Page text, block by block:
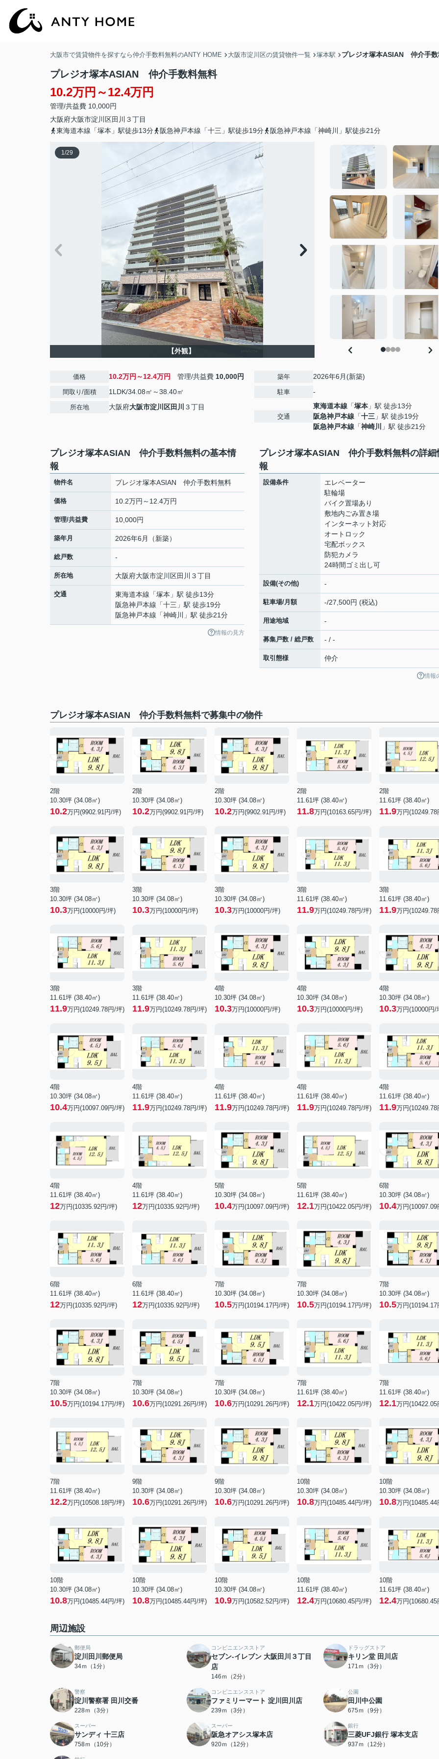
大阪市で賃貸物件を探すなら仲介手数料無料のANTY HOME 大阪市淀川区の賃貸物件一覧 塚本駅 プレジオ塚本ASIAN 仲介手数
プレジオ塚本ASIAN 仲介手数料無料
10.2万円～12.4万円
管理/共益費 10,000円
大阪府大阪市淀川区田川 ３丁目
東海道本線「塚本」駅徒歩13分
阪急神戸本線「十三」駅徒歩19分 阪急神戸本線「神崎川」駅徒歩21分
1/29
【外観】
価格 10.2万円～12.4万円 管理/共益費 10,000円
間取り/面積 1LDK/34.08㎡～38.40㎡
所在地 大阪府大阪市淀川区田川 ３丁目
築年 2026年6月(新築)
駐車 -
交通
東海道本線 「塚本 」駅 徒歩13分
阪急神戸本線 「十三 」駅 徒歩19分
阪急神戸本線 「神崎川 」駅 徒歩21分
プレジオ塚本ASIAN 仲介手数料無料の基本情
報
物件名 プレジオ塚本ASIAN 仲介手数料無料
価格 10.2万円～12.4万円
管理/共益費 10,000円
築年月 2026年6月（新築）
総戸数 -
所在地 大阪府大阪市淀川区田川 ３丁目
交通 東海道本線 「塚本 」駅 徒歩13分
阪急神戸本線 「十三 」駅 徒歩19分
阪急神戸本線 「神崎川 」駅 徒歩21分
情報の見方
プレジオ塚本ASIAN 仲介手数料無料の詳細
報
設備条件
エレベーター
駐輪場
バイク置場あり
敷地内ごみ置き場
インターネット対応
オートロック
宅配ボックス
防犯カメラ
24時間ゴミ出し可
設備(その他) -
駐車場/月額 -/27,500円 (税込)
用途地域 -
募集戸数 / 総戸数 - / -
取引態様 仲介
情報
プレジオ塚本ASIAN 仲介手数料無料で募集中の物件
2階
10.30坪 (34.08㎡)
10.2万円(9902.91円/坪)
2階
10.30坪 (34.08㎡)
10.2万円(9902.91円/坪)
2階
10.30坪 (34.08㎡)
10.2万円(9902.91円/坪)
2階
11.61坪 (38.40㎡)
11.8万円(10163.65円/坪)
2階
11.61坪 (38.40㎡)
11.9万円(10249.78
3階
10.30坪 (34.08㎡)
10.3万円(10000円/坪)
3階
10.30坪 (34.08㎡)
10.3万円(10000円/坪)
3階
10.30坪 (34.08㎡)
10.3万円(10000円/坪)
3階
11.61坪 (38.40㎡)
11.9万円(10249.78円/坪)
3階
11.61坪 (38.40㎡)
11.9万円(10249.78
3階
11.61坪 (38.40㎡)
11.9万円(10249.78円/坪)
3階
11.61坪 (38.40㎡)
11.9万円(10249.78円/坪)
4階
10.30坪 (34.08㎡)
10.3万円(10000円/坪)
4階
10.30坪 (34.08㎡)
10.3万円(10000円/坪)
4階
10.30坪 (34.08㎡)
10.3万円(10000円/
4階
10.30坪 (34.08㎡)
10.4万円(10097.09円/坪)
4階
11.61坪 (38.40㎡)
11.9万円(10249.78円/坪)
4階
11.61坪 (38.40㎡)
11.9万円(10249.78円/坪)
4階
11.61坪 (38.40㎡)
11.9万円(10249.78円/坪)
4階
11.61坪 (38.40㎡)
11.9万円(10249.78
4階
11.61坪 (38.40㎡)
12万円(10335.92円/坪)
4階
11.61坪 (38.40㎡)
12万円(10335.92円/坪)
5階
10.30坪 (34.08㎡)
10.4万円(10097.09円/坪)
5階
11.61坪 (38.40㎡)
12.1万円(10422.05円/坪)
6階
10.30坪 (34.08㎡)
10.4万円(10097.09
6階
11.61坪 (38.40㎡)
12万円(10335.92円/坪)
6階
11.61坪 (38.40㎡)
12万円(10335.92円/坪)
7階
10.30坪 (34.08㎡)
10.5万円(10194.17円/坪)
7階
10.30坪 (34.08㎡)
10.5万円(10194.17円/坪)
7階
10.30坪 (34.08㎡)
10.5万円(10194.17
7階
10.30坪 (34.08㎡)
10.5万円(10194.17円/坪)
7階
10.30坪 (34.08㎡)
10.6万円(10291.26円/坪)
7階
10.30坪 (34.08㎡)
10.6万円(10291.26円/坪)
7階
11.61坪 (38.40㎡)
12.1万円(10422.05円/坪)
7階
11.61坪 (38.40㎡)
12.1万円(10422.05
7階
11.61坪 (38.40㎡)
12.2万円(10508.18円/坪)
9階
10.30坪 (34.08㎡)
10.6万円(10291.26円/坪)
9階
10.30坪 (34.08㎡)
10.6万円(10291.26円/坪)
10階
10.30坪 (34.08㎡)
10.8万円(10485.44円/坪)
10階
10.30坪 (34.08㎡)
10.8万円(10485.44
10階
10.30坪 (34.08㎡)
10.8万円(10485.44円/坪)
10階
10.30坪 (34.08㎡)
10.8万円(10485.44円/坪)
10階
10.30坪 (34.08㎡)
10.9万円(10582.52円/坪)
10階
11.61坪 (38.40㎡)
12.4万円(10680.45円/坪)
10階
11.61坪 (38.40㎡)
12.4万円(10680.45
周辺施設
郵便局
淀川田川郵便局
34ｍ（1分）
コンビニエンスストア
セブン-イレブン 大阪田川３丁目
店
146ｍ（2分）
ドラッグストア
キリン堂 田川店
171ｍ（3分）
警察
淀川警察署 田川交番
228ｍ（3分）
コンビニエンスストア
ファミリーマート 淀川田川店
239ｍ（3分）
公園
田川中公園
675ｍ（9分）
スーパー
サンディ 十三店
758ｍ（10分）
スーパー
阪急オアシス塚本店
920ｍ（12分）
銀行
三菱UFJ銀行 塚本支店
937ｍ（12分）